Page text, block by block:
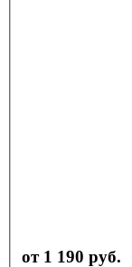
от 1 190 руб.